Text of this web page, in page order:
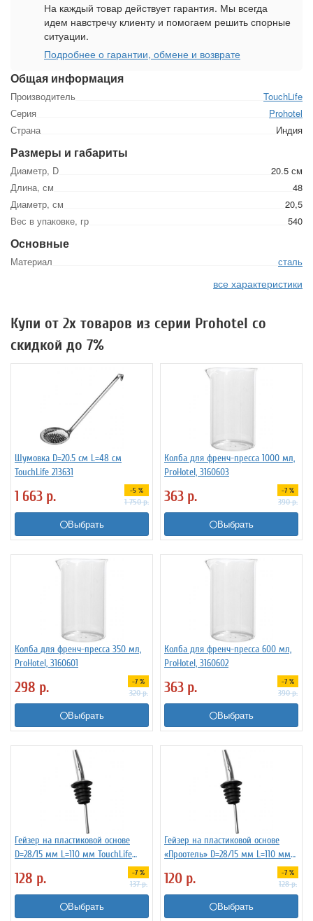
Общая информация
Производитель
TouchLife
Серия
Prohotel
Страна
Индия
Размеры и габариты
Диаметр, D
20.5 см
Длина, см
48
Диаметр, см
20,5
Вес в упаковке, гр
540
Основные
Материал сталь
все характеристики
На каждый товар действует гарантия. Мы всегда
идем навстречу клиенту и помогаем решить спорные
ситуации.
Подробнее о гарантии, обмене и возврате
Купи от 2х товаров из серии Prohotel со
скидкой до 7%
Шумовка D=20.5 см L=48 см
TouchLife 213631
1 663 р. -5 %
1 750р.
Выбрать
Колба для френч-пресса 1000 мл,
ProHotel, 3160603
363 р. -7 %
390р.
Выбрать
Колба для френч-пресса 350 мл,
ProHotel, 3160601
298 р. -7 %
320р.
Выбрать
Колба для френч-пресса 600 мл,
ProHotel, 3160602
363 р. -7 %
390р.
Выбрать
Гейзер на пластиковой основе
D=28/15 мм L=110 мм TouchLife
128 р. -7 %
137р.
Выбрать
Гейзер на пластиковой основе
«Проотель» D=28/15 мм L=110 мм
120 р. -7 %
128р.
Выбрать